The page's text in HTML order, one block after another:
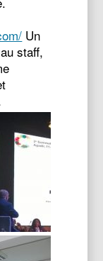
Un
staff,